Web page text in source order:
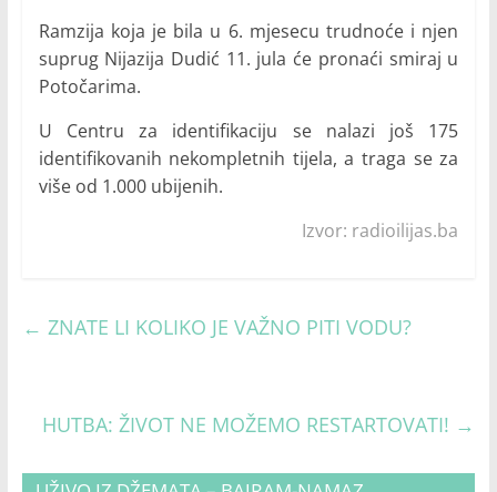
Ramzija koja je bila u 6. mjesecu trudnoće i njen
suprug Nijazija Dudić 11. jula će pronaći smiraj u
Potočarima.
U Centru za identifikaciju se nalazi još 175
identifikovanih nekompletnih tijela, a traga se za
više od 1.000 ubijenih.
Izvor: radioilijas.ba
← ZNATE LI KOLIKO JE VAŽNO PITI VODU?
HUTBA: ŽIVOT NE MOŽEMO RESTARTOVATI! →